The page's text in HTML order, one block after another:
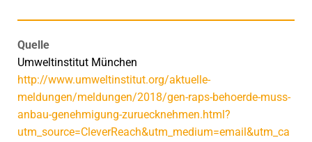
Quelle
Umweltinstitut München
http://www.umweltinstitut.org/aktuelle-
meldungen/meldungen/2018/gen-raps-behoerde-muss-
anbau-genehmigung-zuruecknehmen.html?
utm_source=CleverReach&utm_medium=email&utm_ca